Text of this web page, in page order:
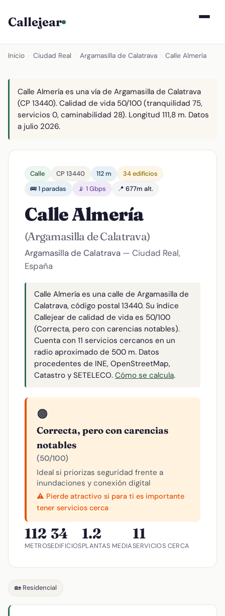
Callejear
Inicio Ciudad Real Argamasilla de Calatrava Calle Almería
Calle Almería es una vía de Argamasilla de Calatrava
(CP 13440). Calidad de vida 50/100 (tranquilidad 75,
servicios 0, caminabilidad 28). Longitud 111,8 m. Datos
a julio 2026.
Calle CP 13440 112 m
34 edificios
🚌 1 paradas
📡 1 Gbps 📍 677m alt.
Calle Almería
(Argamasilla de Calatrava)
Argamasilla de Calatrava — Ciudad Real,
España
Calle Almería es una calle de Argamasilla de
Calatrava, código postal 13440. Su índice
Callejear de calidad de vida es 50/100
(Correcta, pero con carencias notables).
Cuenta con 11 servicios cercanos en un
radio aproximado de 500 m. Datos
procedentes de INE, OpenStreetMap,
Catastro y SETELECO. Cómo se calcula.
🟠
Correcta, pero con carencias
notables
(50/100)
Ideal si priorizas seguridad frente a
inundaciones y conexión digital
⚠️ Pierde atractivo si para ti es importante
tener servicios cerca
112
METROS
34
EDIFICIOS
1.2
PLANTAS MEDIA
11
SERVICIOS CERCA
🏡 Residencial